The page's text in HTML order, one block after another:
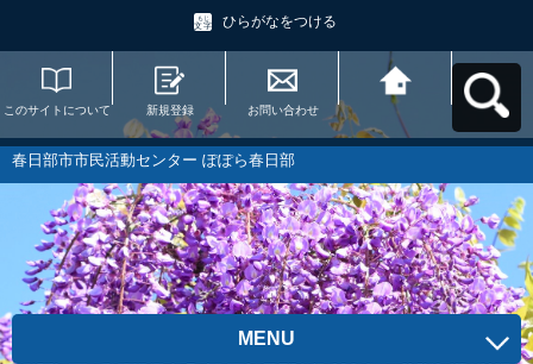
ひらがなをつける
このサイトについて 新規登録 お問い合わせ
春日部市市民活動セ
ンター ぽぽら春日部
へ戻る
春日部市市民活動センター ぽぽら春日部
MENU